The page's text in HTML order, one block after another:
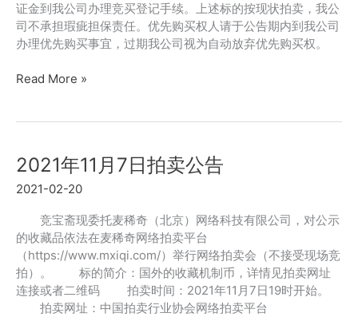
证金到我公司办理竞买登记手续。上述标的按现状拍卖，我公
司不承担瑕疵担保责任。优先购买权人请于公告期内到我公司
办理优先购买事宜，过期我公司视为自动放弃优先购买权。
2022
日
拍
告
Read More »
2021年11月7日拍卖公告
2021-02-20
竞宝斋现委托麦稀奇（北京）网络科技有限公司，对公示
的收藏品依法在麦稀奇网络拍卖平台
（https://www.mxiqi.com/）举行网络拍卖会（不接受现场竞
拍）。 标的简介：国外的收藏机制币，详情见拍卖网址
连接或者二维码 拍卖时间：2021年11月7日19时开始。
拍卖网址：中国拍卖行业协会网络拍卖平台